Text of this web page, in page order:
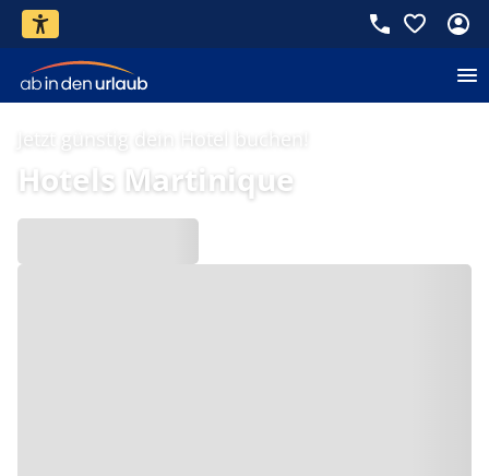
Jetzt günstig dein Hotel buchen!
Hotels Martinique